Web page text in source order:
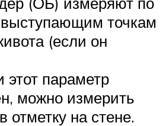
точкам
(если он
этот параметр
можно измерить
отметку на стене.